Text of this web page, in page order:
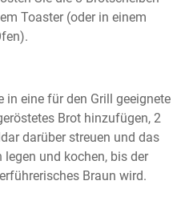
Toaster (oder in einem
in eine für den Grill geeignete
Brot hinzufügen, 2
darüber streuen und das
legen und kochen, bis der
Braun wird.